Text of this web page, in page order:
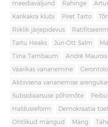
meediaväljund Rahinge
Karikakra klubi Piret Tarto
Riiklik järjepidevus
Tartu Heaks Jüri-Ott Salm
Tiina Tambaum André Maurois
Väärikas vananemine
Aktiivsena vananemise
Subsidiaarsuse põhimõte
Haldusreform Demokraatia
Ohtlikud mängud Mäng